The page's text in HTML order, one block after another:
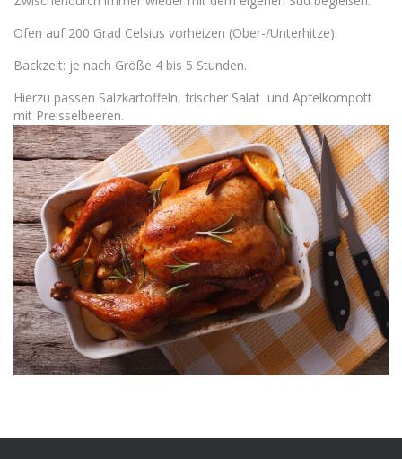
Ofen auf 200 Grad Celsius vorheizen (Ober-/Unterhitze).
Backzeit: je nach Größe 4 bis 5 Stunden.
Hierzu passen Salzkartoffeln, frischer Salat und Apfelkompott
mit Preisselbeeren.